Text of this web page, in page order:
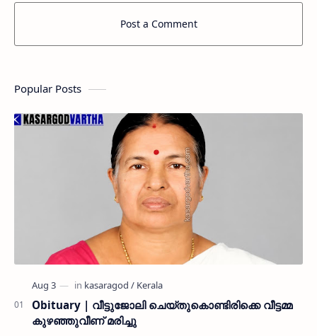
Post a Comment
Popular Posts
Obituary | വീട്ടുജോലി ചെയ്തുകൊണ്ടിരിക്കെ വീട്ടമ്മ
കുഴഞ്ഞുവീണ് മരിച്ചു